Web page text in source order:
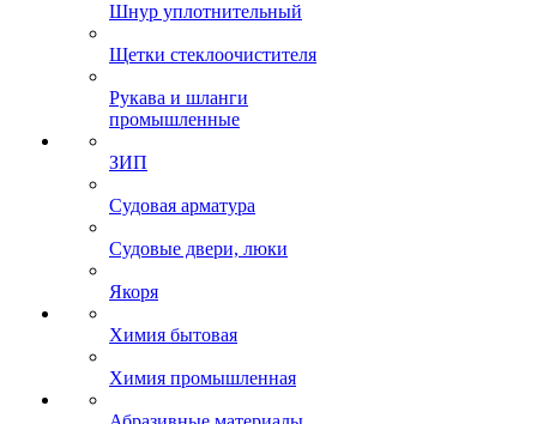
Шнур уплотнительный
Щетки стеклоочистителя
Рукава и шланги
промышленные
ЗИП
Судовая арматура
Судовые двери, люки
Якоря
Химия бытовая
Химия промышленная